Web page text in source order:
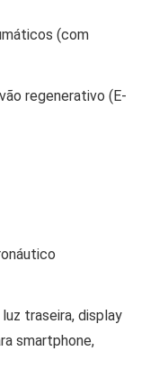
(com
regenerativo (E-
traseira, display
smartphone,